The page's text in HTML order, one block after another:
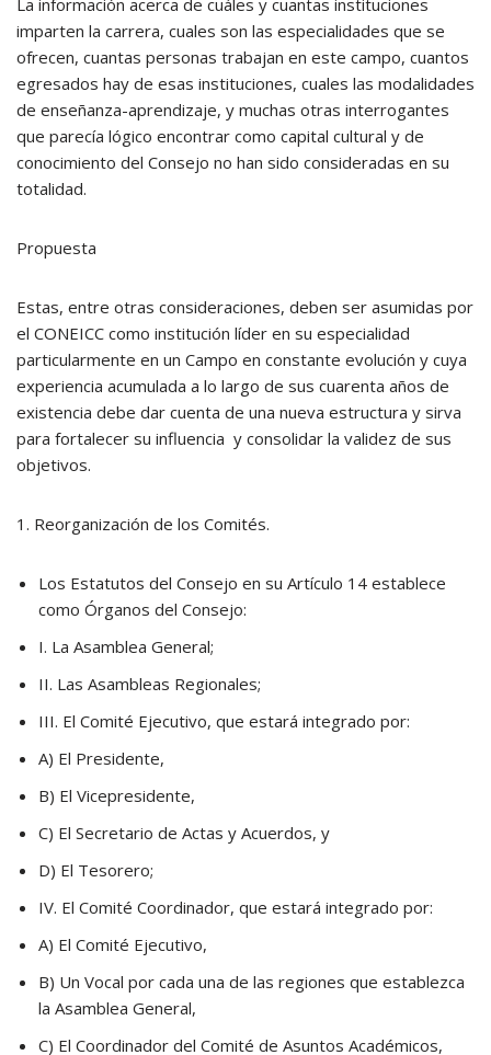
La información acerca de cuáles y cuantas instituciones
imparten la carrera, cuales son las especialidades que se
ofrecen, cuantas personas trabajan en este campo, cuantos
egresados hay de esas instituciones, cuales las modalidades
de enseñanza-aprendizaje, y muchas otras interrogantes
que parecía lógico encontrar como capital cultural y de
conocimiento del Consejo no han sido consideradas en su
totalidad.
Propuesta
Estas, entre otras consideraciones, deben ser asumidas por
el CONEICC como institución líder en su especialidad
particularmente en un Campo en constante evolución y cuya
experiencia acumulada a lo largo de sus cuarenta años de
existencia debe dar cuenta de una nueva estructura y sirva
para fortalecer su influencia y consolidar la validez de sus
objetivos.
1. Reorganización de los Comités.
Los Estatutos del Consejo en su Artículo 14 establece
como Órganos del Consejo:
I. La Asamblea General;
II. Las Asambleas Regionales;
III. El Comité Ejecutivo, que estará integrado por:
A) El Presidente,
B) El Vicepresidente,
C) El Secretario de Actas y Acuerdos, y
D) El Tesorero;
IV. El Comité Coordinador, que estará integrado por:
A) El Comité Ejecutivo,
B) Un Vocal por cada una de las regiones que establezca
la Asamblea General,
C) El Coordinador del Comité de Asuntos Académicos,